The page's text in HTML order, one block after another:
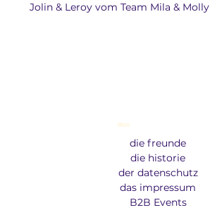
Jolin & Leroy vom Team Mila & Molly
Menu
die freunde
die historie
der datenschutz
das impressum
B2B Events